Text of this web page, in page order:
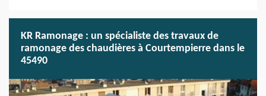
KR Ramonage : un spécialiste des travaux de
ramonage des chaudières à Courtempierre dans le
45490